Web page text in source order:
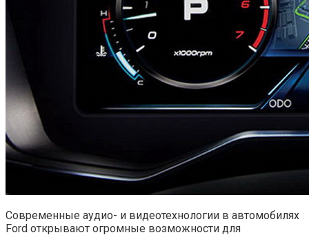
Современные аудио- и видеотехнологии в автомобилях
Ford открывают огромные возможности для